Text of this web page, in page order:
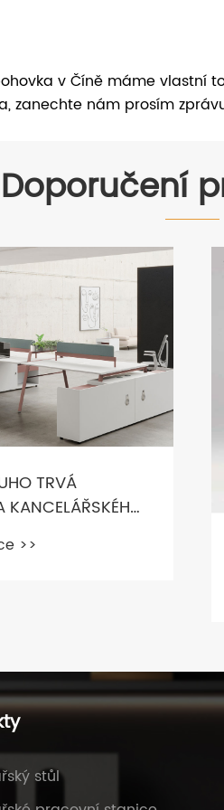
v Číně máme vlastní
zanechte nám prosím
Doporučení
Office Pod?
stůl